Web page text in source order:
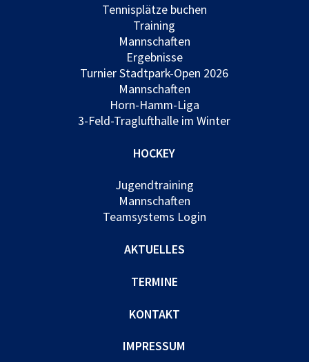
Tennisplätze buchen
Training
Mannschaften
Ergebnisse
Turnier Stadtpark-Open 2026
Mannschaften
Horn-Hamm-Liga
3-Feld-Traglufthalle im Winter
HOCKEY
Jugendtraining
Mannschaften
Teamsystems Login
AKTUELLES
TERMINE
KONTAKT
IMPRESSUM